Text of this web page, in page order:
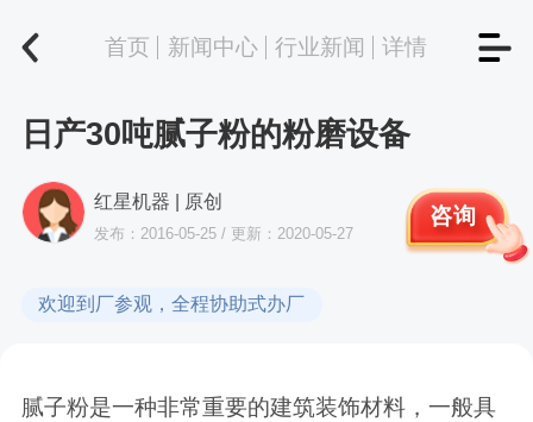
首页 新闻中心 行业新闻 详情
日产30吨腻子粉的粉磨设备
红星机器 | 原创
发布：2016-05-25 / 更新：2020-05-27
咨询
欢迎到厂参观，全程协助式办厂
腻子粉是一种非常重要的建筑装饰材料，一般具